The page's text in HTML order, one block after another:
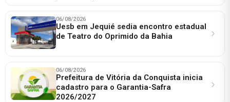
06/08/2026
Uesb em Jequié sedia encontro estadual
de Teatro do Oprimido da Bahia
06/08/2026
Prefeitura de Vitória da Conquista inicia
cadastro para o Garantia-Safra
2026/2027